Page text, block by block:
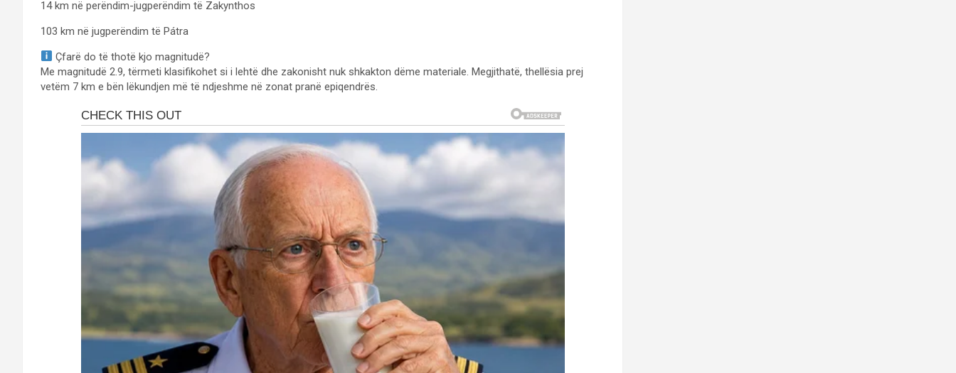
14 km në perëndim-jugperëndim të Zakynthos
103 km në jugperëndim të Pátra
Çfarë do të thotë kjo magnitudë?
Me magnitudë 2.9, tërmeti klasifikohet si i lehtë dhe zakonisht nuk shkakton dëme materiale. Megjithatë, thellësia prej
vetëm 7 km e bën lëkundjen më të ndjeshme në zonat pranë epiqendrës.